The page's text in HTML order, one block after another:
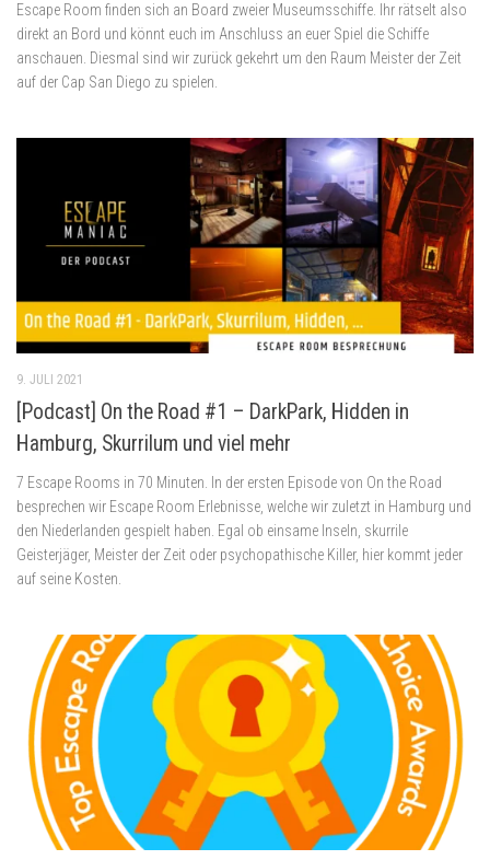
Escape Room finden sich an Board zweier Museumsschiffe. Ihr rätselt also
direkt an Bord und könnt euch im Anschluss an euer Spiel die Schiffe
anschauen. Diesmal sind wir zurück gekehrt um den Raum Meister der Zeit
auf der Cap San Diego zu spielen.
9. JULI 2021
[Podcast] On the Road #1 – DarkPark, Hidden in
Hamburg, Skurrilum und viel mehr
7 Escape Rooms in 70 Minuten. In der ersten Episode von On the Road
besprechen wir Escape Room Erlebnisse, welche wir zuletzt in Hamburg und
den Niederlanden gespielt haben. Egal ob einsame Inseln, skurrile
Geisterjäger, Meister der Zeit oder psychopathische Killer, hier kommt jeder
auf seine Kosten.